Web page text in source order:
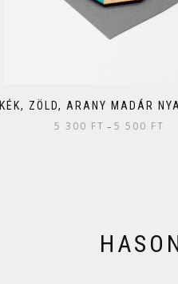
KÉK, ZÖLD, ARANY MADÁR
5 300 FT – 5 500 FT